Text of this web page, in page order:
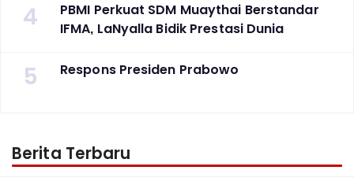
4
PBMI Perkuat SDM Muaythai Berstandar
IFMA, LaNyalla Bidik Prestasi Dunia
5 Respons Presiden Prabowo
Berita Terbaru